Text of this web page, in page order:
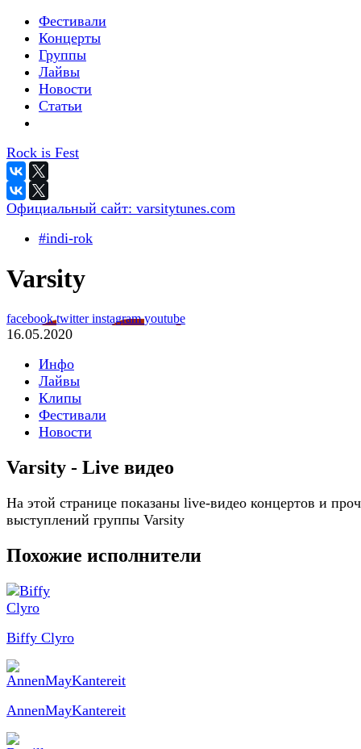
Фестивали
Концерты
Группы
Лайвы
Новости
Статьи
Rock is Fest
Официальный сайт: varsitytunes.com
#indi-rok
Varsity
facebooktwitterinstagramyoutube
16.05.2020
Инфо
Лайвы
Клипы
Фестивали
Новости
Varsity - Live видео
На этой странице показаны live-видео концертов и
выступлений группы Varsity
Похожие исполнители
Biffy Clyro
AnnenMayKantereit